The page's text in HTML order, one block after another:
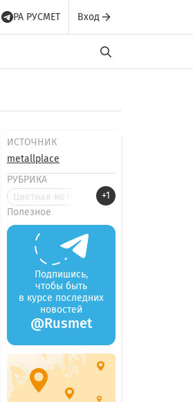
РА РУСМЕТ Вход
ИСТОЧНИК
metallplace
РУБРИКА
Цветная металлургия
+1
Полезное
Подпишись,
чтобы быть
в курсе последних
новостей
@Rusmet